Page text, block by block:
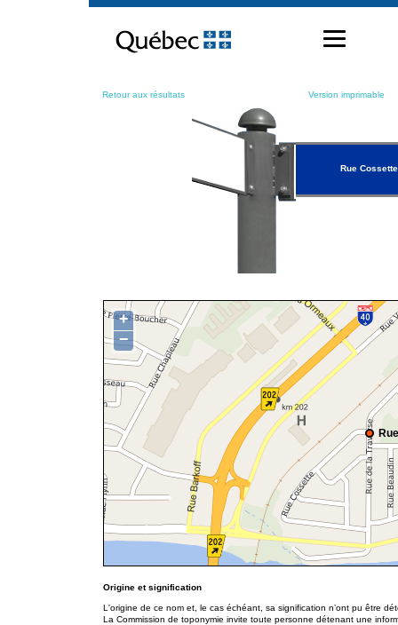
contenu
Retour aux résultats Version imprimable
Rue Cossette
+
−
Origine et signification
L'origine de ce nom et, le cas échéant, sa signification n’ont pu être
La Commission de toponymie invite toute personne détenant une